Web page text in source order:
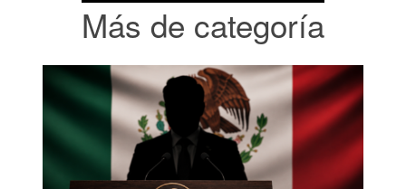
Más de categoría